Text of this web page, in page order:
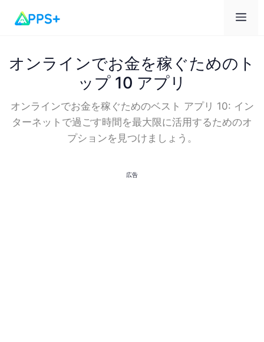
メ
ー
オンラインでお金を稼ぐためのト
ップ 10 アプリ
オンラインでお金を稼ぐためのベスト アプリ 10: イン
ターネットで過ごす時間を最大限に活用するためのオ
プションを見つけましょう。
広告